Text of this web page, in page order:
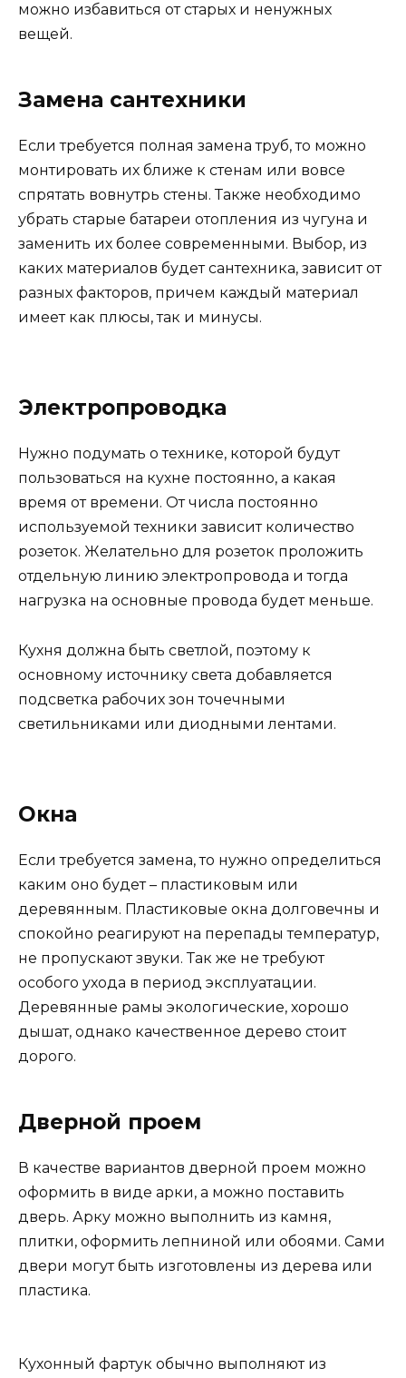
можно избавиться от старых и ненужных
вещей.
Замена сантехники
Если требуется полная замена труб, то можно
монтировать их ближе к стенам или вовсе
спрятать вовнутрь стены. Также необходимо
убрать старые батареи отопления из чугуна и
заменить их более современными. Выбор, из
каких материалов будет сантехника, зависит от
разных факторов, причем каждый материал
имеет как плюсы, так и минусы.
Электропроводка
Нужно подумать о технике, которой будут
пользоваться на кухне постоянно, а какая
время от времени. От числа постоянно
используемой техники зависит количество
розеток. Желательно для розеток проложить
отдельную линию электропровода и тогда
нагрузка на основные провода будет меньше.
Кухня должна быть светлой, поэтому к
основному источнику света добавляется
подсветка рабочих зон точечными
светильниками или диодными лентами.
Окна
Если требуется замена, то нужно определиться
каким оно будет – пластиковым или
деревянным. Пластиковые окна долговечны и
спокойно реагируют на перепады температур,
не пропускают звуки. Так же не требуют
особого ухода в период эксплуатации.
Деревянные рамы экологические, хорошо
дышат, однако качественное дерево стоит
дорого.
Дверной проем
В качестве вариантов дверной проем можно
оформить в виде арки, а можно поставить
дверь. Арку можно выполнить из камня,
плитки, оформить лепниной или обоями. Сами
двери могут быть изготовлены из дерева или
пластика.
Кухонный фартук обычно выполняют из